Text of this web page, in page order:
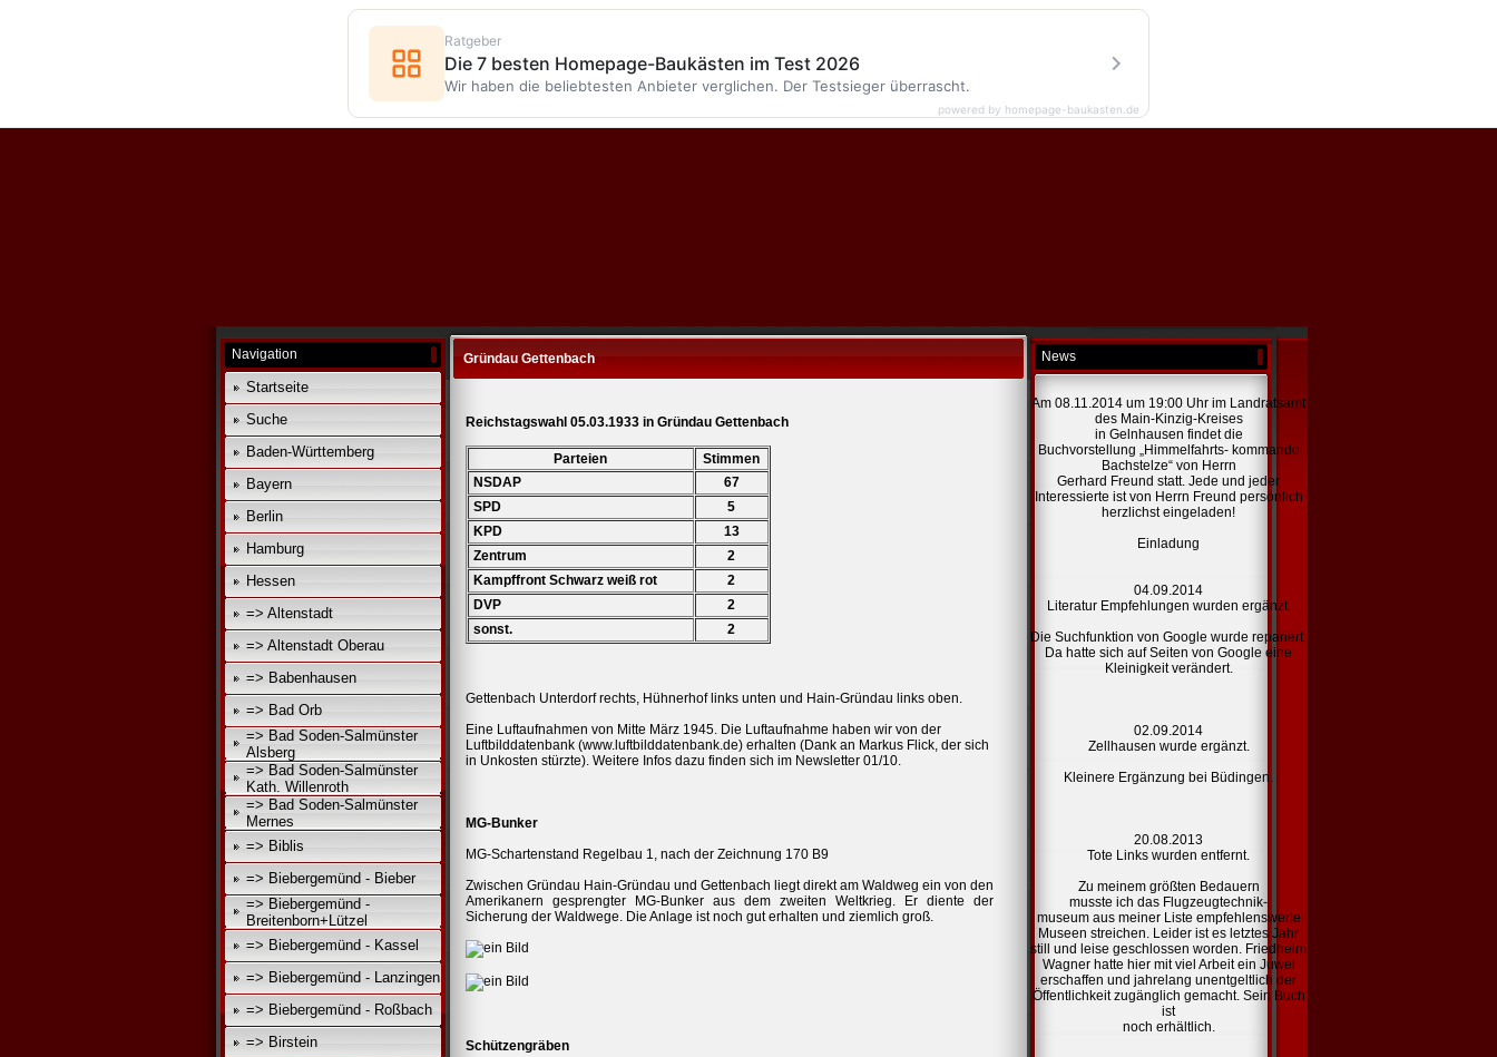
Navigation
Startseite
Suche
Baden-Württemberg
Bayern
Berlin
Hamburg
Hessen
=> Altenstadt
=> Altenstadt Oberau
=> Babenhausen
=> Bad Orb
=> Bad Soden-Salmünster
Alsberg
=> Bad Soden-Salmünster
Kath. Willenroth
=> Bad Soden-Salmünster
Mernes
=> Biblis
=> Biebergemünd - Bieber
=> Biebergemünd -
Breitenborn+Lützel
=> Biebergemünd - Kassel
=> Biebergemünd - Lanzingen
=> Biebergemünd - Roßbach
=> Birstein
Gründau Gettenbach
Reichstagswahl 05.03.1933 in Gründau Gettenbach
Parteien
Stimmen
NSDAP
67
SPD
5
KPD
13
Zentrum
2
Kampffront Schwarz weiß rot
2
DVP
2
sonst.
2
Gettenbach Unterdorf rechts, Hühnerhof links unten und Hain-Gründau links oben.
Eine Luftaufnahmen von Mitte März 1945. Die Luftaufnahme haben wir von der
Luftbilddatenbank (www.luftbilddatenbank.de) erhalten (Dank an Markus Flick, der sich
in Unkosten stürzte). Weitere Infos dazu finden sich im Newsletter 01/10.
MG-Bunker
MG-Schartenstand Regelbau 1, nach der Zeichnung 170 B9
Zwischen Gründau Hain-Gründau und Gettenbach liegt direkt am Waldweg ein von den
Amerikanern gesprengter MG-Bunker aus dem zweiten Weltkrieg. Er diente der
Sicherung der Waldwege. Die Anlage ist noch gut erhalten und ziemlich groß.
Schützengräben
News
Am 08.11.2014 um 19:00 Uhr im Landratsamt
des Main-Kinzig-Kreises
in Gelnhausen findet die
Buchvorstellung „Himmelfahrts- kommando
Bachstelze“ von Herrn
Gerhard Freund statt. Jede und jeder
Interessierte ist von Herrn Freund persönlich
herzlichst eingeladen!
Einladung
04.09.2014
Literatur Empfehlungen wurden ergänzt.
Die Suchfunktion von Google wurde repariert.
Da hatte sich auf Seiten von Google eine
Kleinigkeit verändert.
02.09.2014
Zellhausen wurde ergänzt.
Kleinere Ergänzung bei Büdingen.
20.08.2013
Tote Links wurden entfernt.
Zu meinem größten Bedauern
musste ich das Flugzeugtechnik-
museum aus meiner Liste empfehlenswerte
Museen streichen. Leider ist es letztes Jahr
still und leise geschlossen worden. Friedhelm
Wagner hatte hier mit viel Arbeit ein Juwel
erschaffen und jahrelang unentgeltlich der
Öffentlichkeit zugänglich gemacht. Sein Buch
ist
noch erhältlich.
Ratgeber
Die 7 besten Homepage-Baukästen im Test 2026
Wir haben die beliebtesten Anbieter verglichen. Der Testsieger überrascht.
powered by homepage-baukasten.de